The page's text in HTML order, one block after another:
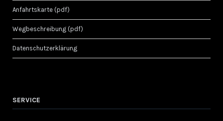
Anfahrtskarte (pdf)
Wegbeschreibung (pdf)
Datenschutzerklärung
SERVICE